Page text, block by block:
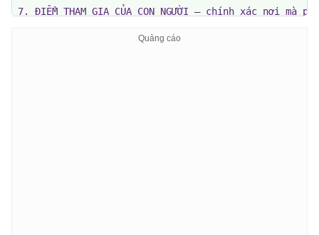
7. ĐIỂM THAM GIA CỦA CON NGƯỜI — chính xác nơi